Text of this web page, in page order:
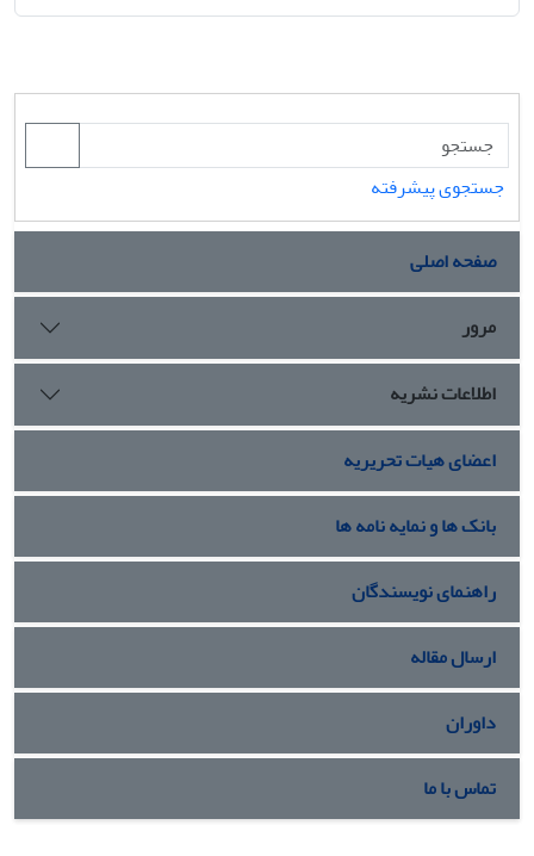
جستجوی پیشرفته
صفحه اصلی
مرور
اطلاعات نشریه
اعضای هیات تحریریه
بانک ها و نمایه نامه ها
راهنمای نویسندگان
ارسال مقاله
داوران
تماس با ما